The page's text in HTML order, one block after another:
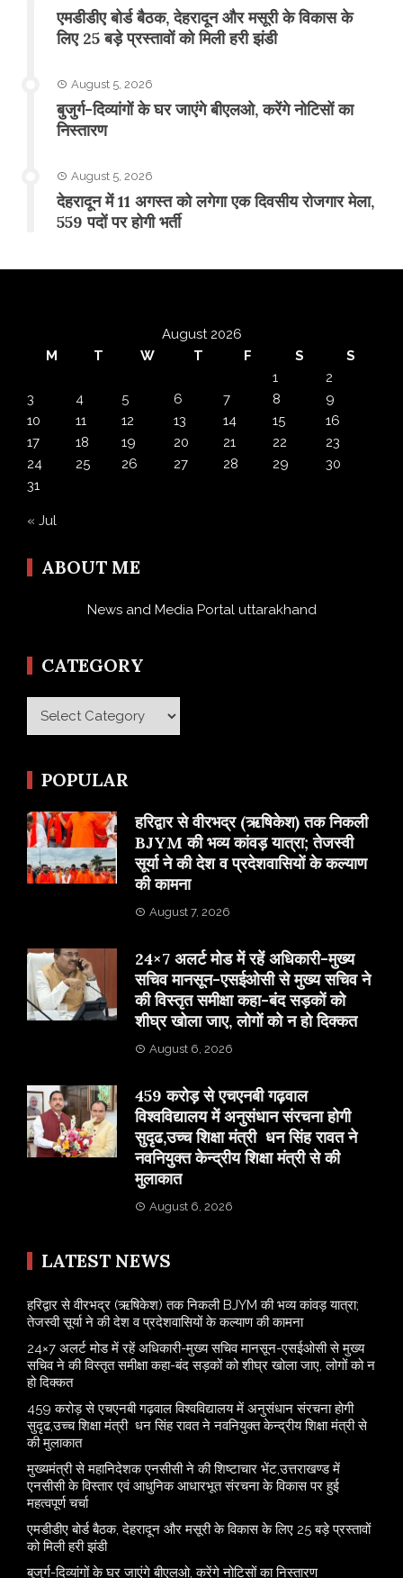
एमडीडीए बोर्ड बैठक, देहरादून और मसूरी के विकास के
लिए 25 बड़े प्रस्तावों को मिली हरी झंडी
August 5, 2026
बुजुर्ग-दिव्यांगों के घर जाएंगे बीएलओ, करेंगे नोटिसों का
निस्तारण
August 5, 2026
​देहरादून में 11 अगस्त को लगेगा एक दिवसीय रोजगार मेला,
559 पदों पर होगी भर्ती
August 2026
M
T W T F S
S
1
2
3
4 5 6 7 8
9
10
11 12 13 14 15
16
17
18 19 20 21 22
23
24
25 26 27 28 29
30
31
« Jul
ABOUT ME
News and Media Portal uttarakhand
CATEGORY
Category
POPULAR
​हरिद्वार से वीरभद्र (ऋषिकेश) तक निकली
BJYM की भव्य कांवड़ यात्रा; तेजस्वी
सूर्या ने की देश व प्रदेशवासियों के कल्याण
की कामना
August 7, 2026
24×7 अलर्ट मोड में रहें अधिकारी-मुख्य
सचिव मानसून-एसईओसी से मुख्य सचिव ने
की विस्तृत समीक्षा कहा-बंद सड़कों को
शीघ्र खोला जाए, लोगों को न हो दिक्कत
August 6, 2026
459 करोड़ से एचएनबी गढ़वाल
विश्वविद्यालय में अनुसंधान संरचना होगी
सुदृढ,उच्च शिक्षा मंत्री धन सिंह रावत ने
नवनियुक्त केन्द्रीय शिक्षा मंत्री से की
मुलाकात
August 6, 2026
LATEST NEWS
​हरिद्वार से वीरभद्र (ऋषिकेश) तक निकली BJYM की भव्य कांवड़ यात्रा;
तेजस्वी सूर्या ने की देश व प्रदेशवासियों के कल्याण की कामना
24×7 अलर्ट मोड में रहें अधिकारी-मुख्य सचिव मानसून-एसईओसी से मुख्य
सचिव ने की विस्तृत समीक्षा कहा-बंद सड़कों को शीघ्र खोला जाए, लोगों को न
हो दिक्कत
459 करोड़ से एचएनबी गढ़वाल विश्वविद्यालय में अनुसंधान संरचना होगी
सुदृढ,उच्च शिक्षा मंत्री धन सिंह रावत ने नवनियुक्त केन्द्रीय शिक्षा मंत्री से
की मुलाकात
मुख्यमंत्री से महानिदेशक एनसीसी ने की शिष्टाचार भेंट,उत्तराखण्ड में
एनसीसी के विस्तार एवं आधुनिक आधारभूत संरचना के विकास पर हुई
महत्वपूर्ण चर्चा
एमडीडीए बोर्ड बैठक, देहरादून और मसूरी के विकास के लिए 25 बड़े प्रस्तावों
को मिली हरी झंडी
बुजुर्ग-दिव्यांगों के घर जाएंगे बीएलओ, करेंगे नोटिसों का निस्तारण